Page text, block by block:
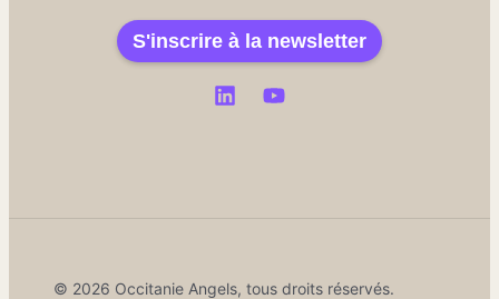
S'inscrire à la newsletter
© 2026 Occitanie Angels, tous droits réservés.